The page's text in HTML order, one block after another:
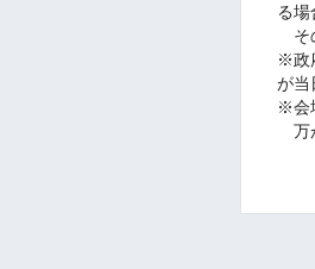
る場
そ
※政
が当
※会
万